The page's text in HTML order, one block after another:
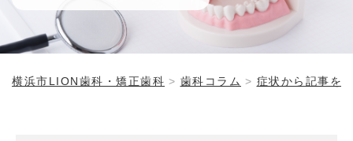
横浜市LION歯科・矯正歯科 歯科コラム 症状から記事を